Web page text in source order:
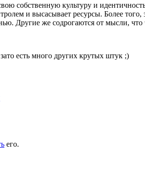
собственную культуру и
и высасывает ресурсы. Более
Другие же содрогаются от мысли,
есть много других крутых штук ;)
его.